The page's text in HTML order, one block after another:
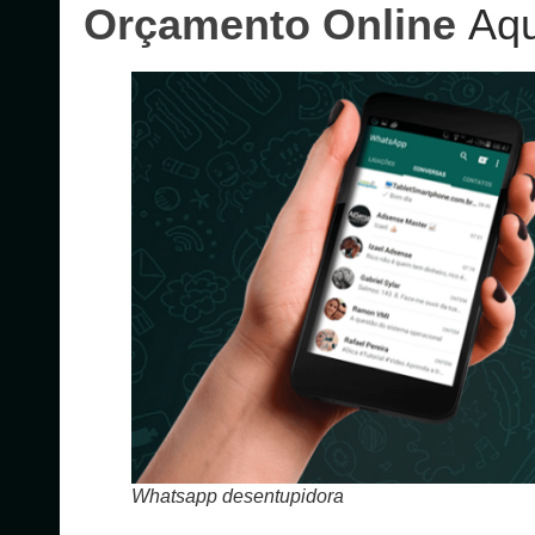
Orçamento Online
Whatsapp desentupidora